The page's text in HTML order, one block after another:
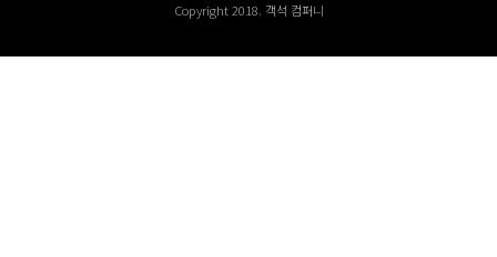
Copyright 2018. 객석 컴퍼니